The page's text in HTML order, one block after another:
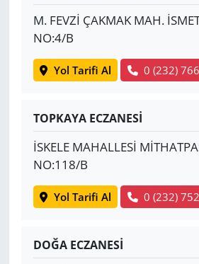
M. FEVZİ ÇAKMAK MAH.
NO:4/B
Yol Tarifi Al 0 (232)
TOPKAYA ECZANESİ
İSKELE MAHALLESİ
NO:118/B
Yol Tarifi Al 0 (232)
DOĞA ECZANESİ